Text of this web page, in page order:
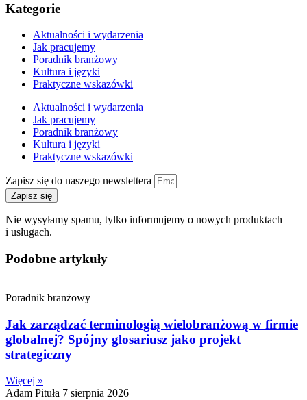
Kategorie
Aktualności i wydarzenia
Jak pracujemy
Poradnik branżowy
Kultura i języki
Praktyczne wskazówki
Aktualności i wydarzenia
Jak pracujemy
Poradnik branżowy
Kultura i języki
Praktyczne wskazówki
Zapisz się do naszego newslettera
Zapisz się
Nie wysyłamy spamu, tylko informujemy o nowych produktach
i usługach.
Podobne artykuły
Poradnik branżowy
Jak zarządzać terminologią wielobranżową w firmie
globalnej? Spójny glosariusz jako projekt
strategiczny
Więcej »
Adam Pituła 7 sierpnia 2026